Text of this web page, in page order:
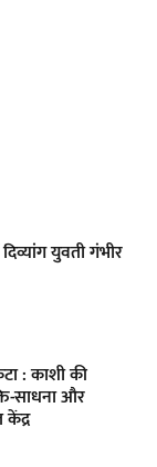
युवती गंभीर
: काशी की
साधना और